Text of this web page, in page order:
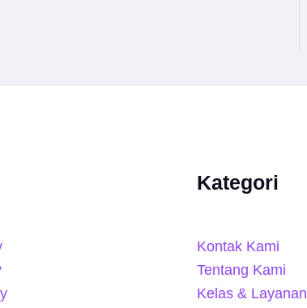
Kategori
Kontak Kami
Tentang Kami
Kelas & Layanan